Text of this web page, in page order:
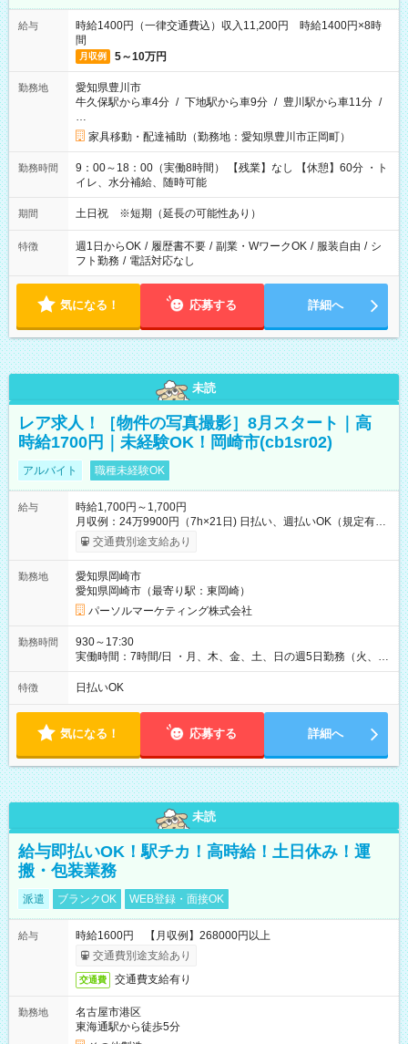
給与
時給1400円（一律交通費込）収入11,200円 時給1400円×8時
間
月収例 5～10万円
勤務地
愛知県豊川市
牛久保駅から車4分 / 下地駅から車9分 / 豊川駅から車11分 /
…
家具移動・配達補助（勤務地：愛知県豊川市正岡町）
勤務時間
9：00～18：00（実働8時間） 【残業】なし 【休憩】60分 ・ト
イレ、水分補給、随時可能
期間 土日祝 ※短期（延長の可能性あり）
特徴 週1日からOK / 履歴書不要 / 副業・WワークOK / 服装自由 / シ
フト勤務 / 電話対応なし
気になる！ 応募する 詳細へ
未読
レア求人！［物件の写真撮影］8月スタート｜高
時給1700円｜未経験OK！岡崎市(cb1sr02)
アルバイト 職種未経験OK
給与
時給1,700円～1,700円
月収例：24万9900円（7h×21日) 日払い、週払いOK（規定有
り） 【試用期間】試用期間なし
交通費別途支給あり
勤務地
愛知県岡崎市
愛知県岡崎市（最寄り駅：東岡崎）
パーソルマーケティング株式会社
勤務時間
930～17:30
実働時間：7時間/日 ・月、木、金、土、日の週5日勤務（火、水
は固定休です／夏季、年末年始等、長期休暇有り！） ・ワンシ
フト！ 残業ほぼナシ（0～5h/月）
特徴 日払いOK
気になる！ 応募する 詳細へ
未読
給与即払いOK！駅チカ！高時給！土日休み！運
搬・包装業務
派遣 ブランクOK WEB登録・面接OK
給与
時給1600円 【月収例】268000円以上
交通費別途支給あり
交通費 交通費支給有り
勤務地
名古屋市港区
東海通駅から徒歩5分